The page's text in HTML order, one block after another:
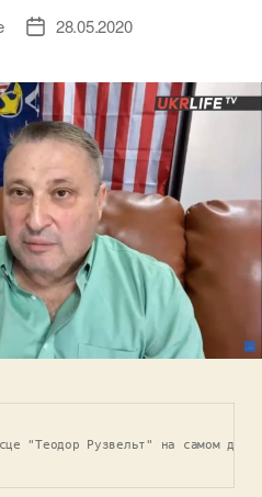
Дата28.05.2020
"Теодор Рузвельт" на самом